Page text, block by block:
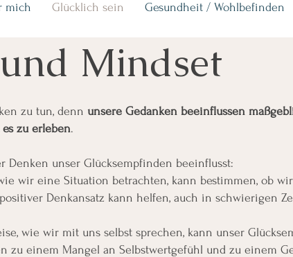
mich Glücklich sein Gesundheit / Wohlbefinden
Mindset
zu tun, denn unsere Gedanken beeinflussen
zu erleben.
Denken unser Glücksempfinden beeinflusst:
wir eine Situation betrachten, kann bestimmen, ob
Denkansatz kann helfen, auch in schwierigen
wie wir mit uns selbst sprechen, kann unser
zu einem Mangel an Selbstwertgefühl und zu einem